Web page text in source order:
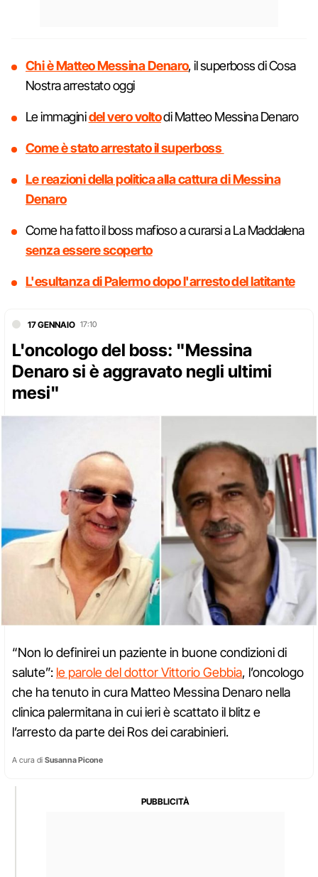
Chi è Matteo Messina Denaro, il superboss di Cosa
Nostra arrestato oggi
Le immaginidel vero voltodi Matteo Messina Denaro
Come è stato arrestato il superboss
Le reazioni della politica alla cattura di Messina
Denaro
Come ha fatto il boss mafioso a curarsi a La Maddalena
senza essere scoperto
L'esultanza di Palermo dopo l'arresto del latitante
17 GENNAIO 17:10
L'oncologo del boss: "Messina
Denaro si è aggravato negli ultimi
mesi"
“Non lo definirei un paziente in buone condizioni di
salute”: le parole del dottor Vittorio Gebbia, l’oncologo
che ha tenuto in cura Matteo Messina Denaro nella
clinica palermitana in cui ieri è scattato il blitz e
l’arresto da parte dei Ros dei carabinieri.
A cura di Susanna Picone